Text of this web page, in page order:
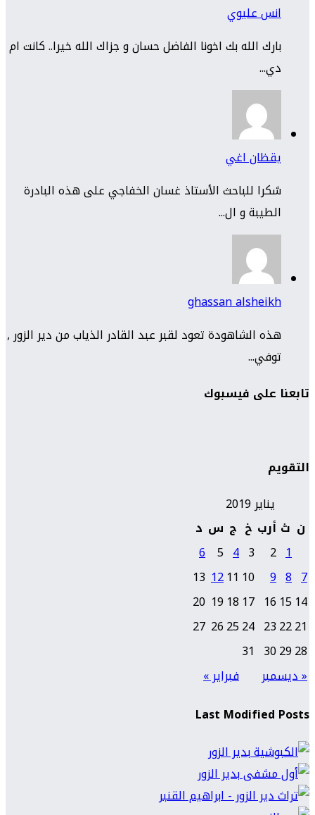
انس عليوي
بارك الله بك اخونا الفاضل حسان و جزاك الله خيرا.. كانت ام
دي...
يقظان اغي
شكرا للباحث الأستاذ غسان الخفاجي على هذه البادرة
الطيبة و ال...
ghassan alsheikh
هذه الشاهودة تعود لقبر عبد القادر الذياب من دير الزور ,
توفي...
تابعنا على فيسبوك
التقويم
يناير 2019
ن ث أرب خ ج س د
« ديسمبر فبراير »
1
2
3
4
5
6
7
8
9
10
11
12
13
14
15
16
17
18
19
20
21
22
23
24
25
26
27
28
29
30
31
Last Modified Posts